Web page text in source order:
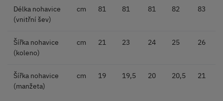
Délka nohavice
(vnitřní šev)
cm 81 81 81 82 83
Šířka nohavice
(koleno)
cm 21 23 24 25 26
Šířka nohavice
(manžeta)
cm 19 19,5 20 20,5 21